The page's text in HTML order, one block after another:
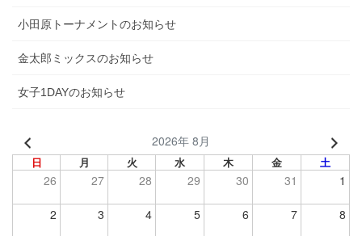
小田原トーナメントのお知らせ
金太郎ミックスのお知らせ
女子1DAYのお知らせ
2026年 8月
日 月 火 水 木 金 土
26 27 28 29 30 31 1
2 3 4 5 6 7 8